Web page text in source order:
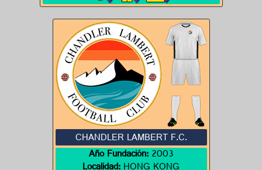
CHANDLER LAMBERT F.C.
Año Fundación:2003